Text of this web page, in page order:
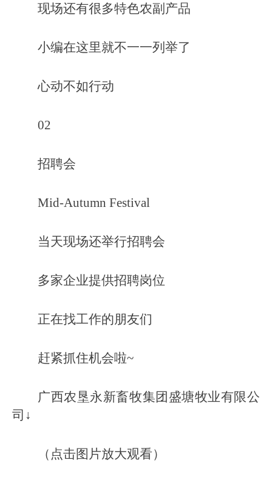
现场还有很多特色农副产品
小编在这里就不一一列举了
心动不如行动
02
招聘会
Mid-Autumn Festival
当天现场还举行招聘会
多家企业提供招聘岗位
正在找工作的朋友们
赶紧抓住机会啦~
广西农垦永新畜牧集团盛塘牧业有限公
司↓
（点击图片放大观看）